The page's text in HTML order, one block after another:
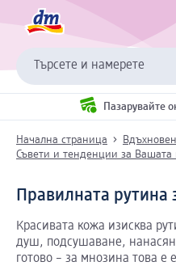
Търсете и намерете
Пазарувайте
Начална страница
Съвети и тенденции за Вашата
Правилната рутина
Красивата кожа изисква
душ, подсушаване,
готово – за мнозина това е